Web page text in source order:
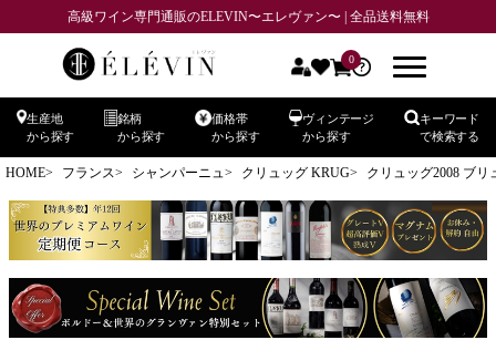
高級ワイン専門通販のELEVIN〜エレヴァン〜 | 全品送料無料
0
生産地
から探す
銘柄
から探す
価格帯
から探す
ヴィンテージ
から探す
キーワード
で検索する
HOME フランス シャンパーニュ クリュッグ KRUG クリュッグ2008 ブリ